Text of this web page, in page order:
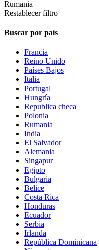
Rumania
Restablecer filtro
Buscar por país
Francia
Reino Unido
Países Bajos
Italia
Portugal
Hungría
Republica checa
Polonia
Rumania
India
El Salvador
Alemania
Singapur
Egipto
Bulgaria
Belice
Costa Rica
Honduras
Ecuador
Serbia
Irlanda
República Dominicana